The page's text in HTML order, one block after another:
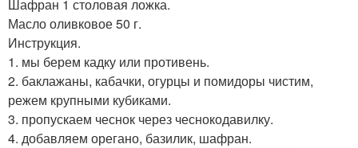
Шафран 1 столовая ложка.
Масло оливковое 50 г.
Инструкция.
1. мы берем кадку или противень.
2. баклажаны, кабачки, огурцы и помидоры чистим,
режем крупными кубиками.
3. пропускаем чеснок через чеснокодавилку.
4. добавляем орегано, базилик, шафран.